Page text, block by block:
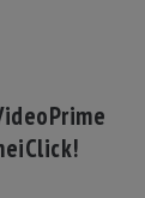
Prime
Click!